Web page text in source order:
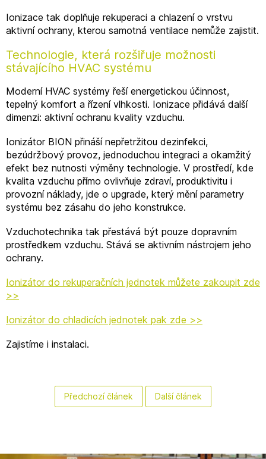
Ionizace tak doplňuje rekuperaci a chlazení o vrstvu
aktivní ochrany, kterou samotná ventilace nemůže zajistit.
Technologie, která rozšiřuje možnosti
stávajícího HVAC systému
Moderní HVAC systémy řeší energetickou účinnost,
tepelný komfort a řízení vlhkosti. Ionizace přidává další
dimenzi: aktivní ochranu kvality vzduchu.
Ionizátor BION přináší nepřetržitou dezinfekci,
bezúdržbový provoz, jednoduchou integraci a okamžitý
efekt bez nutnosti výměny technologie. V prostředí, kde
kvalita vzduchu přímo ovlivňuje zdraví, produktivitu i
provozní náklady, jde o upgrade, který mění parametry
systému bez zásahu do jeho konstrukce.
Vzduchotechnika tak přestává být pouze dopravním
prostředkem vzduchu. Stává se aktivním nástrojem jeho
ochrany.
Ionizátor do rekuperačních jednotek můžete zakoupit zde
>>
Ionizátor do chladicích jednotek pak zde >>
Zajistíme i instalaci.
Předchozí článek Další článek